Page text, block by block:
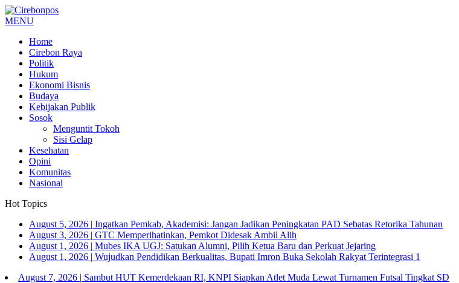
MENU
Home
Cirebon Raya
Politik
Hukum
Ekonomi Bisnis
Budaya
Kebijakan Publik
Sosok
Menguntit Tokoh
Sisi Gelap
Kesehatan
Opini
Komunitas
Nasional
Hot Topics
August 5, 2026 | Ingatkan Pemkab, Akademisi: Jangan Jadikan Peningkatan PAD Sebatas Retorika Tahunan
August 3, 2026 | GTC Memperihatinkan, Pemkot Didesak Ambil Alih
August 1, 2026 | Mubes IKA UGJ: Satukan Alumni, Pilih Ketua Baru dan Perkuat Jejaring
August 1, 2026 | Wujudkan Pendidikan Berkualitas, Bupati Imron Buka Sekolah Rakyat Terintegrasi 1
August 7, 2026 | Sambut HUT Kemerdekaan RI, KNPI Siapkan Atlet Muda Lewat Turnamen Futsal Tingkat SD